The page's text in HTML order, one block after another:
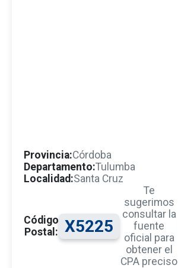
Provincia:Córdoba
Departamento:Tulumba
Localidad:Santa Cruz
Código
Postal: X5225
Te
sugerimos
consultar la
fuente
oficial para
obtener el
CPA preciso